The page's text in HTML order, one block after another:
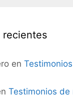
recientes
en
Testimonios de